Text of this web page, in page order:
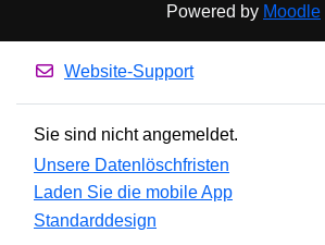
Powered by Moodle
Website-Support
Sie sind nicht angemeldet.
Unsere Datenlöschfristen
Laden Sie die mobile App
Standarddesign